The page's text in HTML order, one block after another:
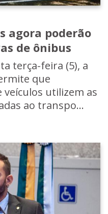
agora poderão
de ônibus
terça-feira (5), a
que
utilizem as
ao transpo...